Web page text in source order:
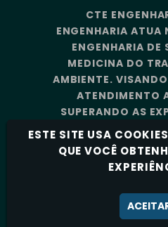
CTE
ENGENHARIA ATUA
ENGENHARIA DE
MEDICINA DO
AMBIENTE. VISANDO
ATENDIMENTO
SUPERANDO AS
MERCADO, A
CONTA COM
CAPACITADOS E
Política de
ESTE SITE USA
QUE VOCÊ